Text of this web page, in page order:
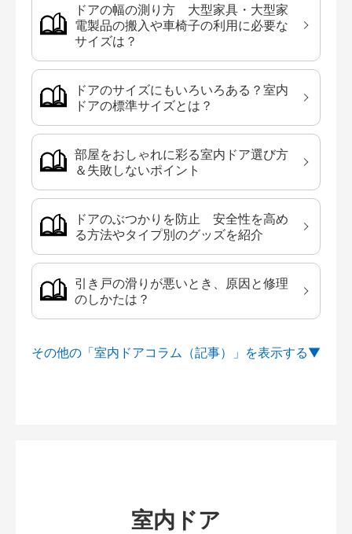
ドアの幅の測り方 大型家具・大型家
電製品の搬入や車椅子の利用に必要な
サイズは？
ドアのサイズにもいろいろある？室内
ドアの標準サイズとは？
部屋をおしゃれに彩る室内ドア選び方
＆失敗しないポイント
ドアのぶつかりを防止 安全性を高め
る方法やタイプ別のグッズを紹介
引き戸の滑りが悪いとき、原因と修理
のしかたは？
その他の「室内ドアコラム（記事）」を
室内ドア